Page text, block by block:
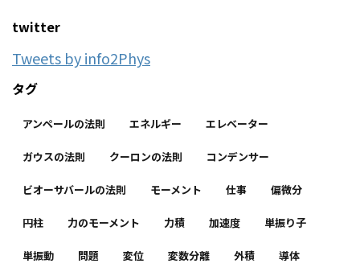
twitter
Tweets by info2Phys
タグ
アンペールの法則 エネルギー エレベーター
ガウスの法則 クーロンの法則 コンデンサー
ビオーサバールの法則 モーメント 仕事 偏微分
円柱 力のモーメント 力積 加速度 単振り子
単振動 問題 変位 変数分離 外積 導体